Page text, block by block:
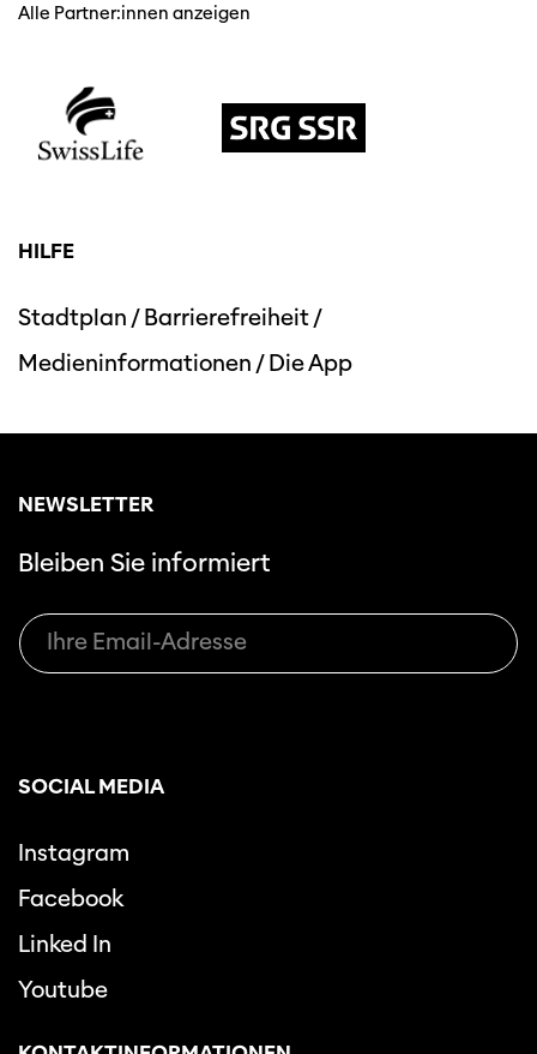
Alle Partner:innen anzeigen
HILFE
Stadtplan /Barrierefreiheit/
Medieninformationen /Die App
NEWSLETTER
Bleiben Sie informiert
SOCIAL MEDIA
Instagram
Facebook
Linked In
Youtube